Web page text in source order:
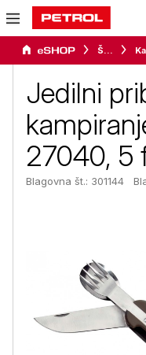
Šport
Jedilni
27040, 5
Blagovna št.: 301144